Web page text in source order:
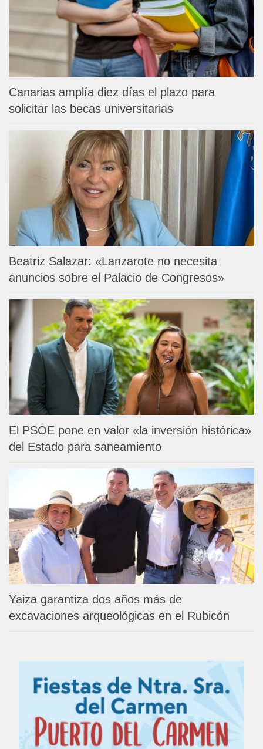
Canarias amplía diez días el plazo para
solicitar las becas universitarias
Beatriz Salazar: «Lanzarote no necesita
anuncios sobre el Palacio de Congresos»
El PSOE pone en valor «la inversión histórica»
del Estado para saneamiento
Yaiza garantiza dos años más de
excavaciones arqueológicas en el Rubicón